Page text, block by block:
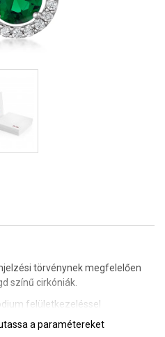
törvénynek megfelelően
színű cirkóniák.
felületkezeléssel
fényt és a minőséget.
a paramétereket